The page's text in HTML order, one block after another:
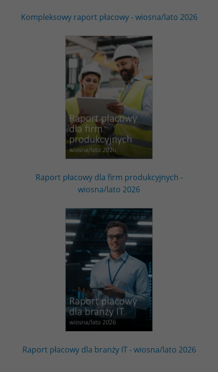
Kompleksowy raport płacowy - wiosna/lato 2026
Raport płacowy dla firm produkcyjnych -
wiosna/lato 2026
Raport płacowy dla branży IT - wiosna/lato 2026